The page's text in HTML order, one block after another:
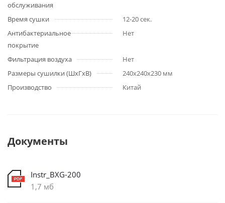
обслуживания
Время сушки
12-20 сек.
Антибактериальное
покрытие
Нет
Фильтрация воздуха
Нет
Размеры сушилки (ШхГхВ)
240x240x230 мм
Производство
Китай
Документы
Instr_BXG-200
1,7 мб